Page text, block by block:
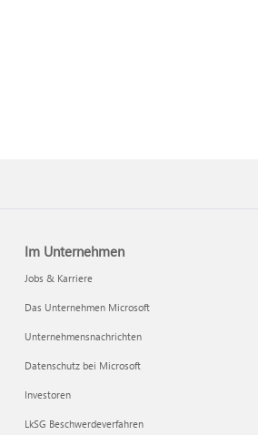
Im Unternehmen
Jobs & Karriere
Das Unternehmen Microsoft
Unternehmensnachrichten
Datenschutz bei Microsoft
Investoren
LkSG Beschwerdeverfahren